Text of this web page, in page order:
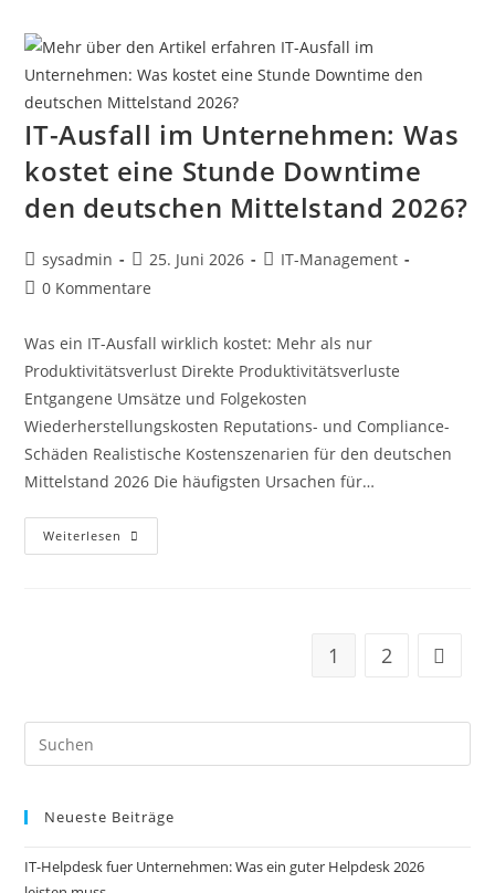
IT-Ausfall im Unternehmen: Was
kostet eine Stunde Downtime
den deutschen Mittelstand 2026?
sysadmin 25. Juni 2026
IT-Management
0 Kommentare
Was ein IT-Ausfall wirklich kostet: Mehr als nur
Produktivitätsverlust Direkte Produktivitätsverluste
Entgangene Umsätze und Folgekosten
Wiederherstellungskosten Reputations- und Compliance-
Schäden Realistische Kostenszenarien für den deutschen
Mittelstand 2026 Die häufigsten Ursachen für…
Weiterlesen
1 2
Neueste Beiträge
IT-Helpdesk fuer Unternehmen: Was ein guter Helpdesk 2026